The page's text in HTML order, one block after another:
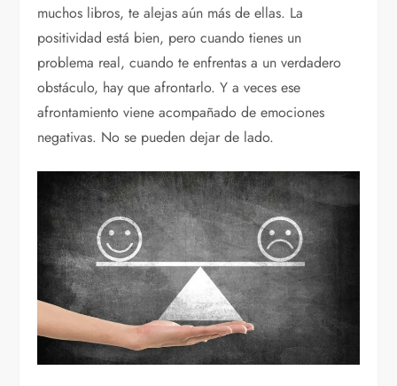
muchos libros, te alejas aún más de ellas. La
positividad está bien, pero cuando tienes un
problema real, cuando te enfrentas a un verdadero
obstáculo, hay que afrontarlo. Y a veces ese
afrontamiento viene acompañado de emociones
negativas. No se pueden dejar de lado.